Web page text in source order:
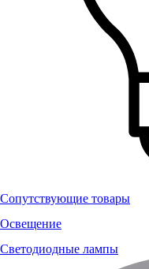
Сопутствующие товары
Освещение
Светодиодные лампы